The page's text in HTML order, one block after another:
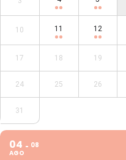
10 11 12
17 18 19
24 25 26
31
04
AGO
08